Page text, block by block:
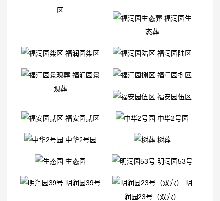
区
福润园生
态葬
福润园柒区 福润园陆区
福润园景
观葬
福润园捌区
福安园伍区
福安园贰区 中华2号园
中华2号园 树葬
生态园 明润园53号
明润园39号
明
润园23号（双穴）